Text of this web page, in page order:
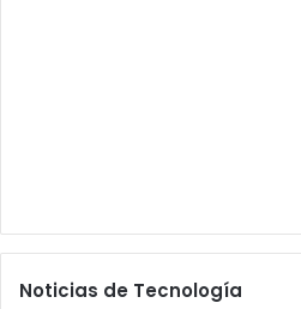
Noticias de Tecnología